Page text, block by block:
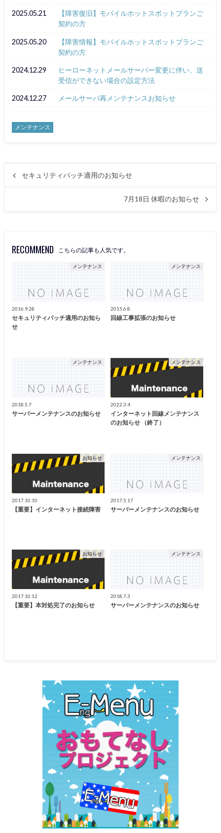
2025.05.21
【障害復旧】モバイルホットスポットプランご
契約の方
2025.05.20
【障害情報】モバイルホットスポットプランご
契約の方
2024.12.29
ヒーローネットメールサーバー変更に伴い、送
受信ができない場合の設定方法
2024.12.27 メールサーバ再メンテナンスお知らせ
メンテナンス
セキュリティパッチ適用のお知らせ
7月18日 休暇のお知らせ
RECOMMEND こちらの記事も人気です。
メンテナンス
2016.9.28
セキュリティパッチ適用のお知ら
せ
メンテナンス
2015.6.8
回線工事拡張のお知らせ
メンテナンス
2018.5.7
サーバーメンテナンスのお知らせ
メンテナンス
2022.3.4
インターネット回線メンテナンス
のお知らせ （終了）
お知らせ
2017.10.10
【重要】インターネット接続障害
メンテナンス
2017.5.17
サーバーメンテナンスのお知らせ
お知らせ
2017.10.12
【重要】本対処完了のお知らせ
メンテナンス
2018.7.3
サーバーメンテナンスのお知らせ